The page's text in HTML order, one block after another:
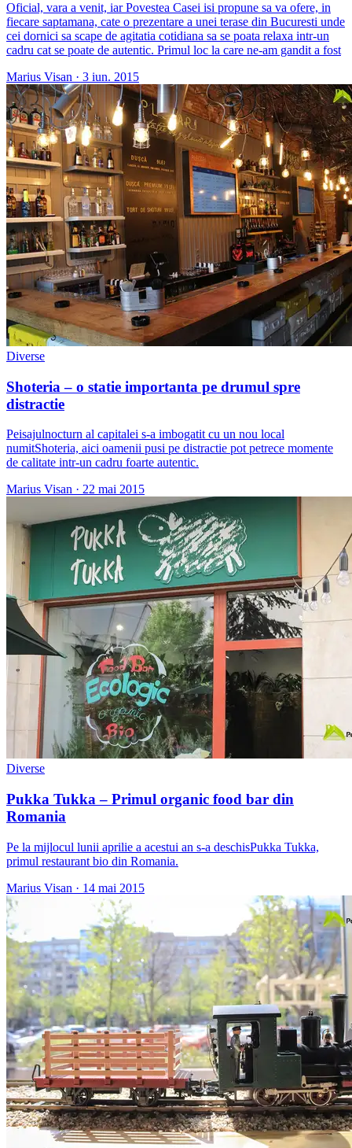
Oficial, vara a venit, iar Povestea Casei isi propune sa va ofere, in
fiecare saptamana, cate o prezentare a unei terase din Bucuresti unde
cei dornici sa scape de agitatia cotidiana sa se poata relaxa intr-un
cadru cat se poate de autentic. Primul loc la care ne-am gandit a fost
Marius Visan · 3 iun. 2015
Diverse
Shoteria – o statie importanta pe drumul spre
distractie
Peisajulnocturn al capitalei s-a imbogatit cu un nou local
numitShoteria, aici oamenii pusi pe distractie pot petrece momente
de calitate intr-un cadru foarte autentic.
Marius Visan · 22 mai 2015
Diverse
Pukka Tukka – Primul organic food bar din
Romania
Pe la mijlocul lunii aprilie a acestui an s-a deschisPukka Tukka,
primul restaurant bio din Romania.
Marius Visan · 14 mai 2015